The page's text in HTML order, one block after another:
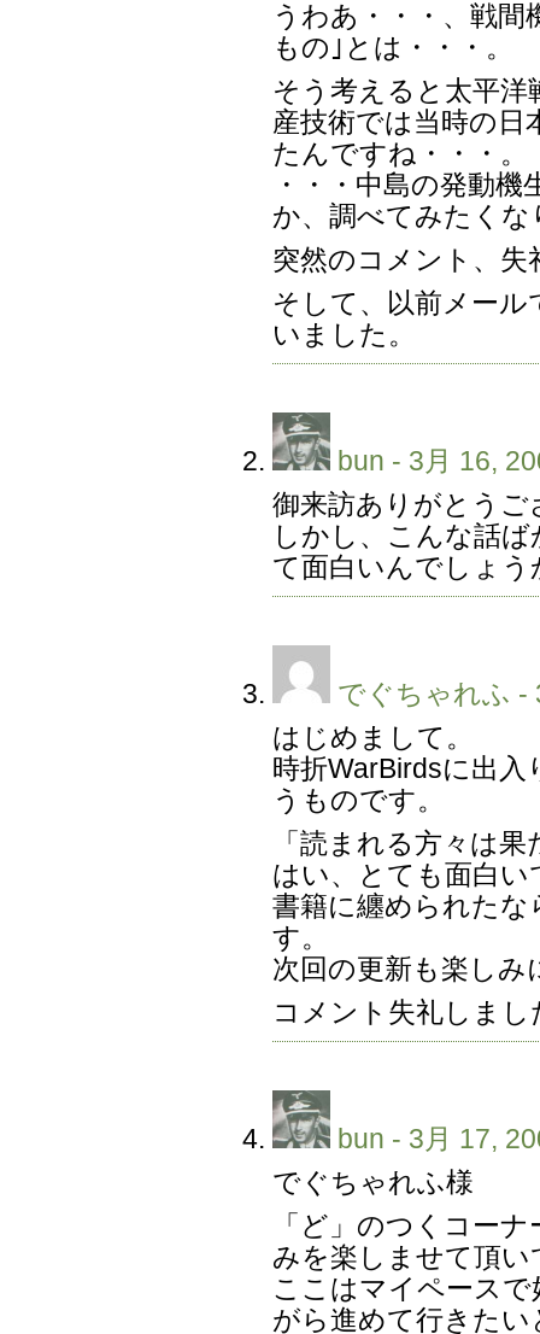
うわあ・・・、戦間
もの｣とは・・・。
そう考えると太平洋
産技術では当時の日
たんですね・・・。
・・・中島の発動
か、調べてみたくな
突然のコメント、失
そして、以前メー
いました。
bun - 3月 16,
御来訪ありがとうご
しかし、こんな話
て面白いんでしょう
でぐちゃれふ -
はじめまして。
時折WarBirdsに出
うものです。
「読まれる方々は
はい、とても面白い
書籍に纏められたな
す。
次回の更新も楽しみ
コメント失礼しまし
bun - 3月 17,
でぐちゃれふ様
「ど」のつくコー
みを楽しませて頂
ここはマイペース
がら進めて行きた